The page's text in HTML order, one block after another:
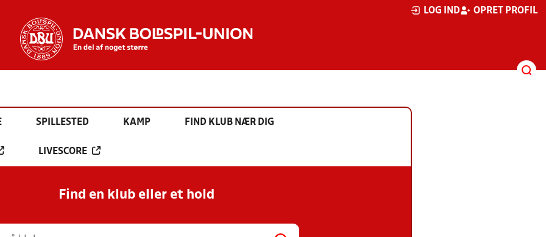
LOG IND OPRET PROFIL
SPILLESTED KAMP FIND KLUB NÆR DIG
LIVESCORE
Find en klub eller et hold